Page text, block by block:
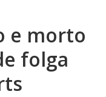
e morto
folga